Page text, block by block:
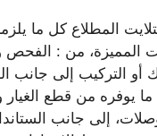
المطلاع كل ما
المميزة، من : الفحص
أو التركيب إلى جانب
ما يوفره من قطع الغيار
إلى جانب